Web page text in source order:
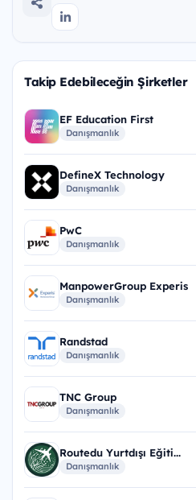
Takip Edebileceğin Şirketler
EF Education First
Danışmanlık
DefineX Technology
Danışmanlık
PwC
Danışmanlık
ManpowerGroup Experis
Danışmanlık
Randstad
Danışmanlık
TNC Group
Danışmanlık
Routedu Yurtdışı Eğiti...
Danışmanlık